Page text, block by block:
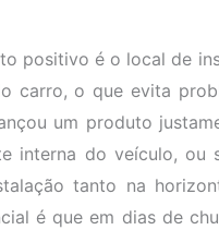
positivo é o local de
carro, o que evita
um produto
interna do veículo, ou
tanto na
é que em dias de